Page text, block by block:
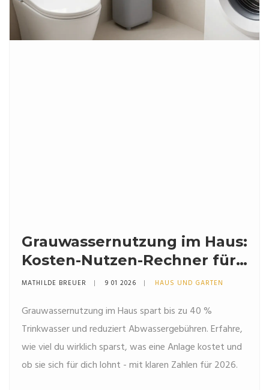
Grauwassernutzung im Haus:
Kosten-Nutzen-Rechner für
2026
MATHILDE BREUER 9 01 2026 HAUS UND GARTEN
Grauwassernutzung im Haus spart bis zu 40 %
Trinkwasser und reduziert Abwassergebühren. Erfahre,
wie viel du wirklich sparst, was eine Anlage kostet und
ob sie sich für dich lohnt - mit klaren Zahlen für 2026.